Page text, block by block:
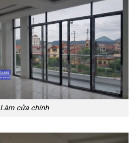
Làm cửa chính